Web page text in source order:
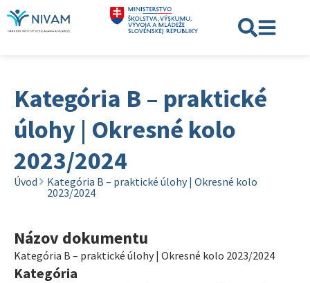
Kategória B – praktické
úlohy | Okresné kolo
2023/2024
Úvod
Kategória B – praktické úlohy | Okresné kolo
2023/2024
Názov dokumentu
Kategória B – praktické úlohy | Okresné kolo 2023/2024
Kategória